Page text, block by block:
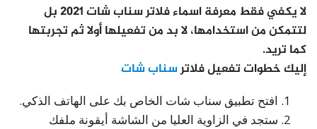
لا يكفي فقط معرفة اسماء فلاتر سناب شات 2021 بل
لتتمكن من استخدامها، لا بد من تفعيلها أولا ثم تجربتها
كما تريد.
إليك خطوات تفعيل فلاترسناب شات
افتح تطبيق سناب شات الخاص بك على الهاتف الذكي.
ستجد في الزاوية العليا من الشاشة أيقونة ملفك